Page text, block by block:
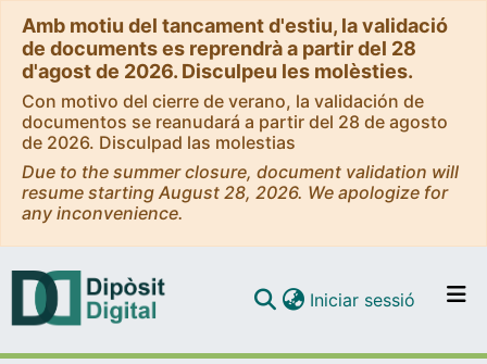
Amb motiu del tancament d'estiu, la validació
de documents es reprendrà a partir del 28
d'agost de 2026. Disculpeu les molèsties.
Con motivo del cierre de verano, la validación de
documentos se reanudará a partir del 28 de agosto
de 2026. Disculpad las molestias
Due to the summer closure, document validation will
resume starting August 28, 2026. We apologize for
any inconvenience.
Iniciar sessió (current)